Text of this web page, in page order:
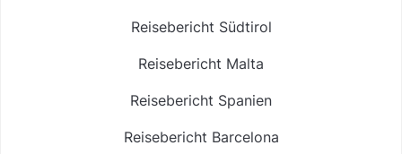
Reisebericht Südtirol
Reisebericht Malta
Reisebericht Spanien
Reisebericht Barcelona